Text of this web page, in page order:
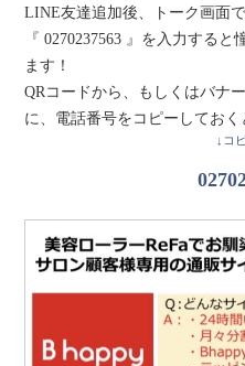
LINE友達追加後、トーク画面
『 0270237563 』を入力する
ます！
QRコードから、もしくはバナ
に、電話番号をコピーしておく
↓コ